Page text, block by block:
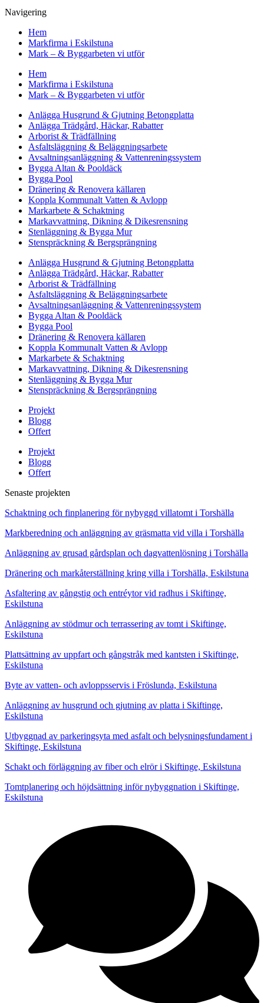
Navigering
Hem
Markfirma i Eskilstuna
Mark – & Byggarbeten vi utför
Hem
Markfirma i Eskilstuna
Mark – & Byggarbeten vi utför
Anlägga Husgrund & Gjutning Betongplatta
Anlägga Trädgård, Häckar, Rabatter
Arborist & Trädfällning
Asfaltsläggning & Beläggningsarbete
Avsaltningsanläggning & Vattenreningssystem
Bygga Altan & Pooldäck
Bygga Pool
Dränering & Renovera källaren
Koppla Kommunalt Vatten & Avlopp
Markarbete & Schaktning
Markavvattning, Dikning & Dikesrensning
Stenläggning & Bygga Mur
Stenspräckning & Bergsprängning
Anlägga Husgrund & Gjutning Betongplatta
Anlägga Trädgård, Häckar, Rabatter
Arborist & Trädfällning
Asfaltsläggning & Beläggningsarbete
Avsaltningsanläggning & Vattenreningssystem
Bygga Altan & Pooldäck
Bygga Pool
Dränering & Renovera källaren
Koppla Kommunalt Vatten & Avlopp
Markarbete & Schaktning
Markavvattning, Dikning & Dikesrensning
Stenläggning & Bygga Mur
Stenspräckning & Bergsprängning
Projekt
Blogg
Offert
Projekt
Blogg
Offert
Senaste projekten
Schaktning och finplanering för nybyggd villatomt i Torshälla
Markberedning och anläggning av gräsmatta vid villa i Torshälla
Anläggning av grusad gårdsplan och dagvattenlösning i Torshälla
Dränering och markåterställning kring villa i Torshälla, Eskilstuna
Asfaltering av gångstig och entréytor vid radhus i Skiftinge,
Eskilstuna
Anläggning av stödmur och terrassering av tomt i Skiftinge,
Eskilstuna
Plattsättning av uppfart och gångstråk med kantsten i Skiftinge,
Eskilstuna
Byte av vatten- och avloppsservis i Fröslunda, Eskilstuna
Anläggning av husgrund och gjutning av platta i Skiftinge,
Eskilstuna
Utbyggnad av parkeringsyta med asfalt och belysningsfundament i
Skiftinge, Eskilstuna
Schakt och förläggning av fiber och elrör i Skiftinge, Eskilstuna
Tomtplanering och höjdsättning inför nybyggnation i Skiftinge,
Eskilstuna